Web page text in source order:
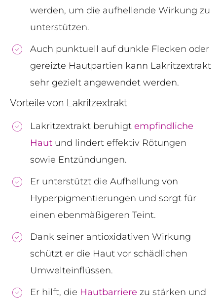
werden, um die aufhellende Wirkung zu
unterstützen.
Auch punktuell auf dunkle Flecken oder
gereizte Hautpartien kann Lakritzextrakt
sehr gezielt angewendet werden.
Vorteile von Lakritzextrakt
Lakritzextrakt beruhigt empfindliche
Haut und lindert effektiv Rötungen
sowie Entzündungen.
Er unterstützt die Aufhellung von
Hyperpigmentierungen und sorgt für
einen ebenmäßigeren Teint.
Dank seiner antioxidativen Wirkung
schützt er die Haut vor schädlichen
Umwelteinflüssen.
Er hilft, die Hautbarriere zu stärken und